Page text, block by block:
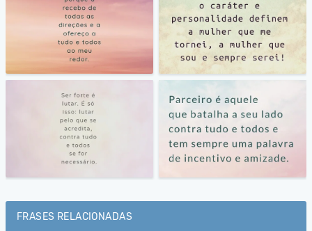
FRASES RELACIONADAS